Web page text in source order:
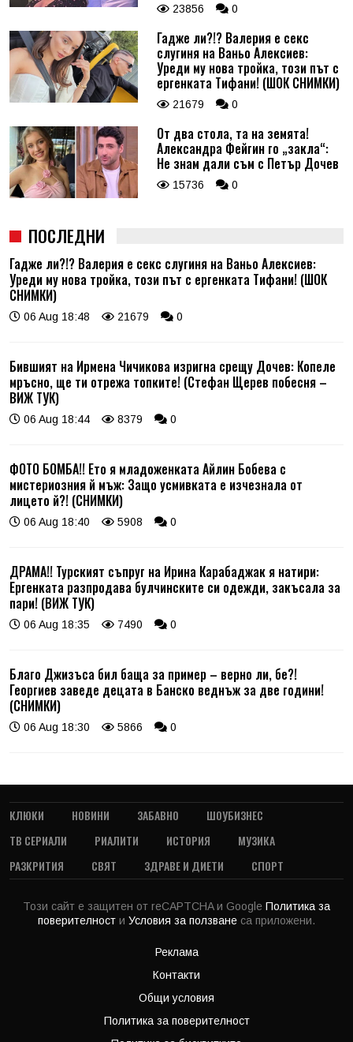
23856 0
Гадже ли?!? Валерия е секс
слугиня на Ваньо Алексиев:
Уреди му нова тройка, този път с
ергенката Тифани! (ШОК СНИМКИ)
21679 0
От два стола, та на земята!
Александра Фейгин го „закла“:
Не знам дали съм с Петър Дочев
15736 0
ПОСЛЕДНИ
Гадже ли?!? Валерия е секс слугиня на Ваньо Алексиев:
Уреди му нова тройка, този път с ергенката Тифани! (ШОК
СНИМКИ)
06 Aug 18:48 21679 0
Бившият на Ирмена Чичикова изригна срещу Дочев: Копеле
мръсно, ще ти отрежа топките! (Стефан Щерев побесня –
ВИЖ ТУК)
06 Aug 18:44 8379 0
ФОТО БОМБА!! Ето я младоженката Айлин Бобева с
мистериозния й мъж: Защо усмивката е изчезнала от
лицето й?! (СНИМКИ)
06 Aug 18:40 5908 0
ДРАМА!! Турският съпруг на Ирина Карабаджак я натири:
Ергенката разпродава булчинските си одежди, закъсала за
пари! (ВИЖ ТУК)
06 Aug 18:35 7490 0
Благо Джизъса бил баща за пример – верно ли, бе?!
Георгиев заведе децата в Банско веднъж за две години!
(СНИМКИ)
06 Aug 18:30 5866 0
КЛЮКИ НОВИНИ ЗАБАВНО
ШОУБИЗНЕС
ТВ СЕРИАЛИ
РИАЛИТИ ИСТОРИЯ
МУЗИКА
РАЗКРИТИЯ
СВЯТ ЗДРАВЕ И ДИЕТИ СПОРТ
Този сайт е защитен от reCAPTCHA и Google Политика за
поверителност и Условия за ползване са приложени.
Реклама
Контакти
Общи условия
Политика за поверителност